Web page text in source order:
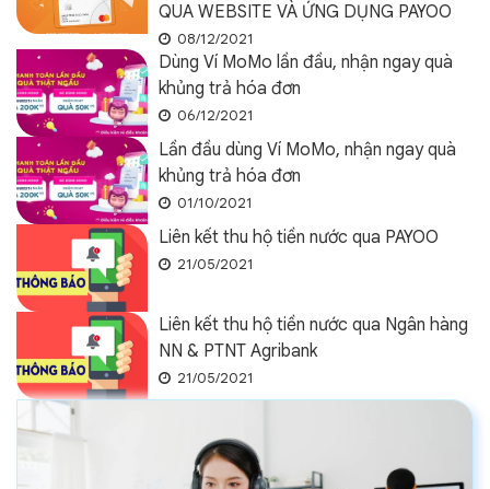
QUA WEBSITE VÀ ỨNG DỤNG PAYOO
08/12/2021
Dùng Ví MoMo lần đầu, nhận ngay quà
khủng trả hóa đơn
06/12/2021
Lần đầu dùng Ví MoMo, nhận ngay quà
khủng trả hóa đơn
01/10/2021
Liên kết thu hộ tiền nước qua PAYOO
21/05/2021
Liên kết thu hộ tiền nước qua Ngân hàng
NN & PTNT Agribank
21/05/2021